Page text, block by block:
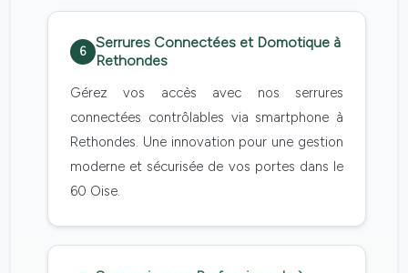
6
Serrures Connectées et Domotique à
Rethondes
Gérez vos accès avec nos serrures
connectées contrôlables via smartphone à
Rethondes. Une innovation pour une gestion
moderne et sécurisée de vos portes dans le
60 Oise.